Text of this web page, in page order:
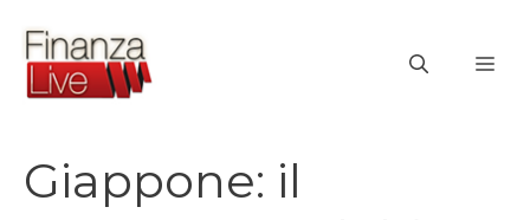
contenuto
Giappone: il